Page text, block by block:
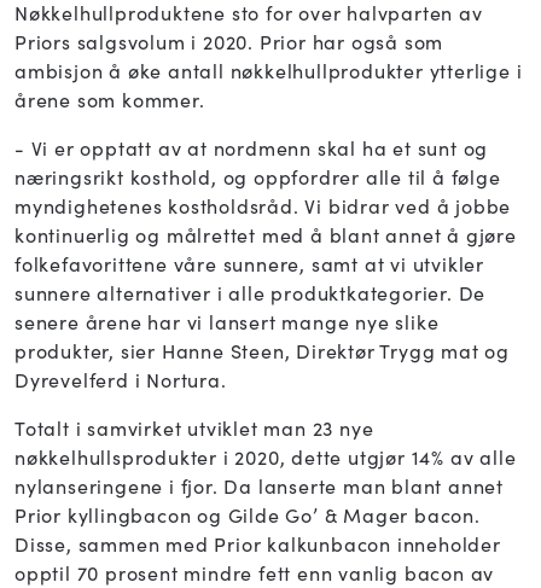
Nøkkelhullproduktene sto for over halvparten av
Priors salgsvolum i 2020. Prior har også som
ambisjon å øke antall nøkkelhullprodukter ytterlige i
årene som kommer.
- Vi er opptatt av at nordmenn skal ha et sunt og
næringsrikt kosthold, og oppfordrer alle til å følge
myndighetenes kostholdsråd. Vi bidrar ved å jobbe
kontinuerlig og målrettet med å blant annet å gjøre
folkefavorittene våre sunnere, samt at vi utvikler
sunnere alternativer i alle produktkategorier. De
senere årene har vi lansert mange nye slike
produkter, sier Hanne Steen, Direktør Trygg mat og
Dyrevelferd i Nortura.
Totalt i samvirket utviklet man 23 nye
nøkkelhullsprodukter i 2020, dette utgjør 14% av alle
nylanseringene i fjor. Da lanserte man blant annet
Prior kyllingbacon og Gilde Go’ & Mager bacon.
Disse, sammen med Prior kalkunbacon inneholder
opptil 70 prosent mindre fett enn vanlig bacon av